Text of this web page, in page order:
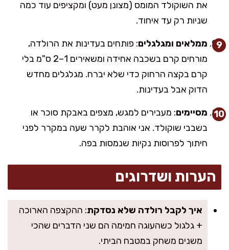
את השוקולד המומס (מצונן מעט) ומקציפים עוד כמה
שניות רק עד איחוד.
ממלאים ומגלגלים: פותחים בעדינות את הרולדה,
מורחים קרם בשכבה אחידה ומשאירים 1–2 ס"מ בלי
קרם בקצה הרחוק כדי שלא יברח. מגלגלים מחדש
הדוק אבל בעדינות.
מסיימים: מעבירים למגש, מצפים באבקת סוכר או
בשבבי שוקולד. אני אוהבת לקרר שעה במקרר לפני
חיתוך לפרוסות נקיות שנמסות בפה.
הערות ושדרוגים
איך לקבל רולדה שלא נסדקת: ההקצפה הארוכה
+ גלגול כשהעוגה חמימה הם שני הדברים שהכי
משנים משחק במטבח הביתי.